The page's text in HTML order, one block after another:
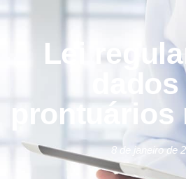
Lei
prontuários
8 de janeiro de